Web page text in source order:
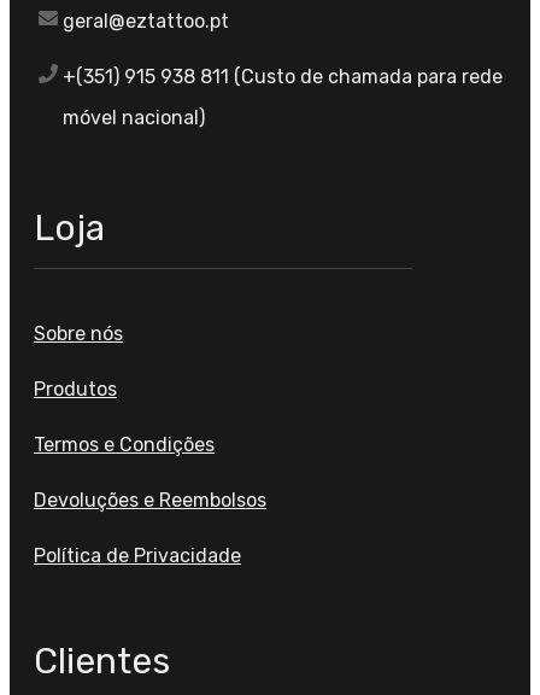
geral@eztattoo.pt
+(351) 915 938 811 (Custo de chamada para rede
móvel nacional)
Loja
Sobre nós
Produtos
Termos e Condições
Devoluções e Reembolsos
Política de Privacidade
Clientes